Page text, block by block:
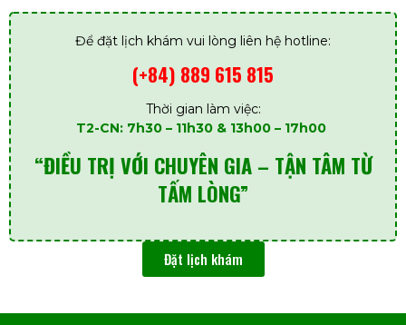
Để đặt lịch khám vui lòng liên hệ hotline:
(+84) 889 615 815
Thời gian làm việc:
T2-CN: 7h30 – 11h30 & 13h00 – 17h00
“ĐIỀU TRỊ VỚI CHUYÊN GIA – TẬN TÂM TỪ
TẤM LÒNG”
Đặt lịch khám